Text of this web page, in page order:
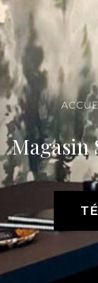
Magasin